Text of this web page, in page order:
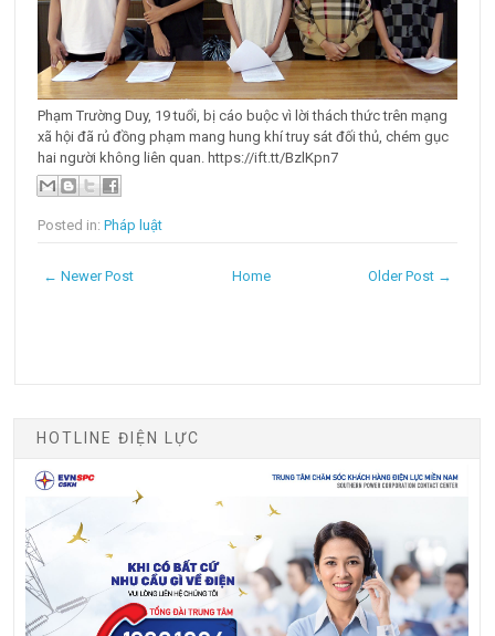
Phạm Trường Duy, 19 tuổi, bị cáo buộc vì lời thách thức trên mạng
xã hội đã rủ đồng phạm mang hung khí truy sát đối thủ, chém gục
hai người không liên quan. https://ift.tt/BzlKpn7
Posted in:Pháp luật
← Newer Post Older Post →
Home
HOTLINE ĐIỆN LỰC